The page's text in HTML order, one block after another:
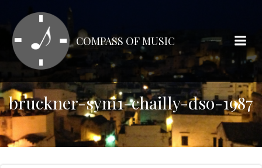
テ
ン
ツ
ス
キ
ッ
プ
COMPASS OF MUSIC
bruckner-sym1-chailly-dso-1987